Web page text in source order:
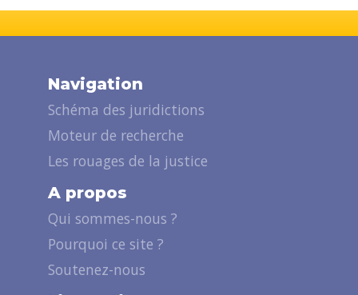
Navigation
Schéma des juridictions
Moteur de recherche
Les rouages de la justice
A propos
Qui sommes-nous ?
Pourquoi ce site ?
Soutenez-nous